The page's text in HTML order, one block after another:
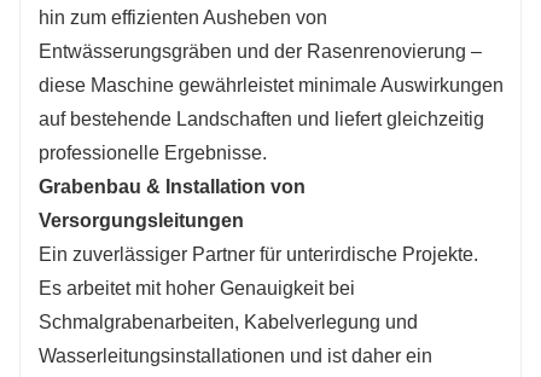
hin zum effizienten Ausheben von
Entwässerungsgräben und der Rasenrenovierung –
diese Maschine gewährleistet minimale Auswirkungen
auf bestehende Landschaften und liefert gleichzeitig
professionelle Ergebnisse.
Grabenbau & Installation von
Versorgungsleitungen
Ein zuverlässiger Partner für unterirdische Projekte.
Es arbeitet mit hoher Genauigkeit bei
Schmalgrabenarbeiten, Kabelverlegung und
Wasserleitungsinstallationen und ist daher ein